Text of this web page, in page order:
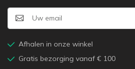
Afhalen in onze winkel
Gratis bezorging vanaf € 100